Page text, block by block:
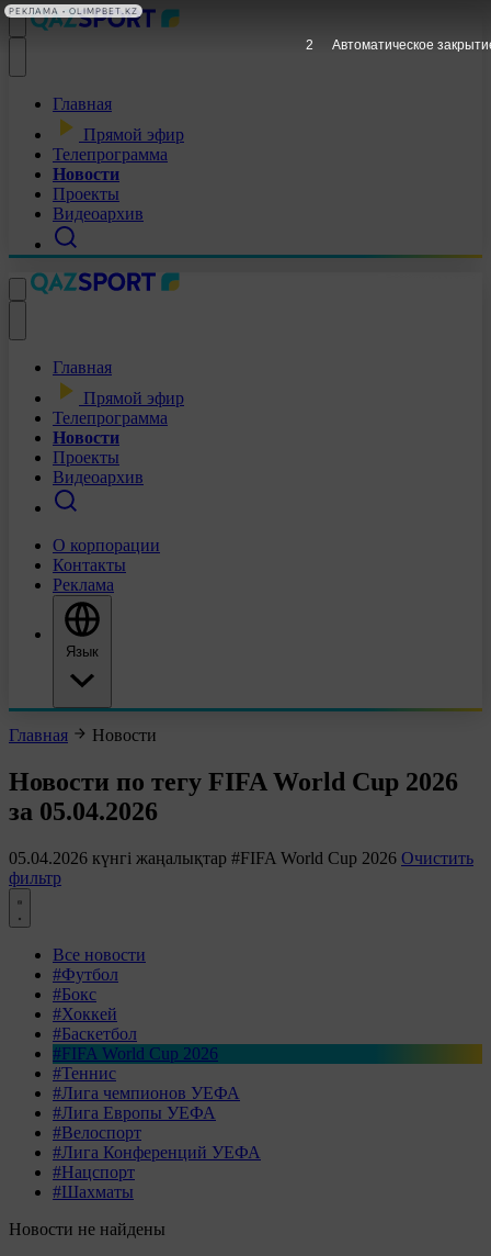
Главная
Прямой эфир
Телепрограмма
Новости
Проекты
Видеоархив
Главная
Прямой эфир
Телепрограмма
Новости
Проекты
Видеоархив
О корпорации
Контакты
Реклама
Язык
Главная Новости
Новости по тегу FIFA World Cup 2026
за 05.04.2026
05.04.2026 күнгі жаңалықтар #FIFA World Cup 2026 Очистить
фильтр
Все новости
#Футбол
#Бокс
#Хоккей
#Баскетбол
#FIFA World Cup 2026
#Теннис
#Лига чемпионов УЕФА
#Лига Европы УЕФА
#Велоспорт
#Лига Конференций УЕФА
#Нацспорт
#Шахматы
Новости не найдены
1 Автоматическое
РЕКЛАМА • OLIMPBET.KZ